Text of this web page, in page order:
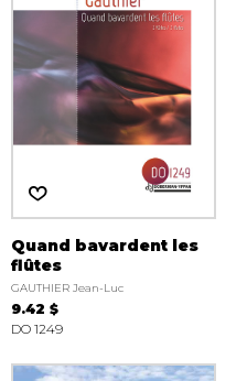
Quand bavardent les
flûtes
GAUTHIER Jean-Luc
9.42 $
DO 1249